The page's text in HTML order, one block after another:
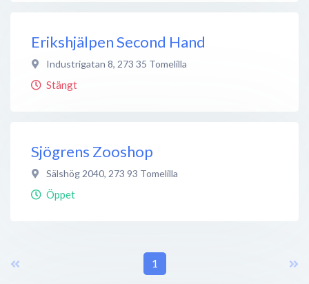
Erikshjälpen Second Hand
Industrigatan 8, 273 35 Tomelilla
Stängt
Sjögrens Zooshop
Sälshög 2040, 273 93 Tomelilla
Öppet
1